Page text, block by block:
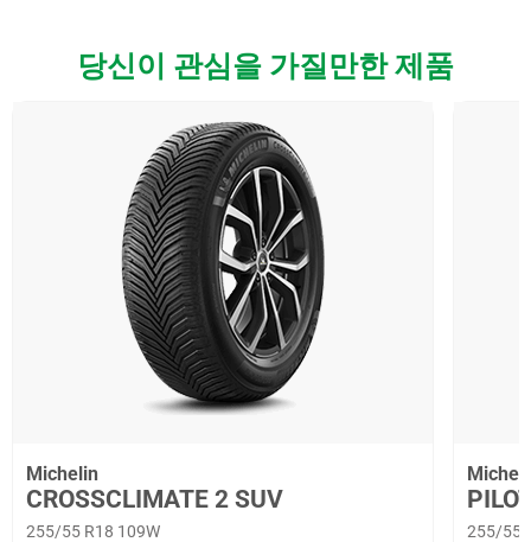
당신이 관심을 가질만한 제품
Michelin
CROSSCLIMATE 2 SUV
255/55 R18 109W 255/55